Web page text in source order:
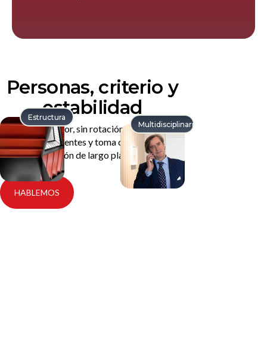
Personas, criterio y
estabilidad
Un equipo senior, sin rotación, que conoce a
fondo a sus clientes y toma decisiones con
visión de largo plazo.
HABLEMOS
Multidisciplinaridad
Estructura